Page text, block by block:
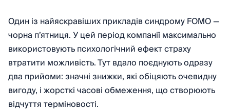
Один із найяскравіших прикладів синдрому FOMO —
чорна п’ятниця. У цей період компанії максимально
використовують психологічний ефект страху
втратити можливість. Тут вдало поєднують одразу
два прийоми: значні знижки, які обіцяють очевидну
вигоду, і жорсткі часові обмеження, що створюють
відчуття терміновості.